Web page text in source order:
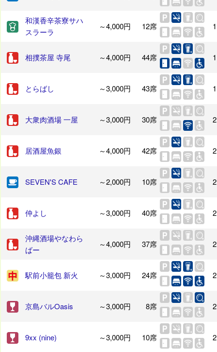
和漢香辛茶寮サハ
スラーラ
～4,000円 12席
相撲茶屋 寺尾 ～4,000円 44席
とらばし ～3,000円 43席
大衆肉酒場 一屋 ～3,000円 30席
居酒屋魚銀 ～4,000円 42席
SEVEN'S CAFE ～2,000円 10席
仲よし ～3,000円 40席
沖縄酒場やなわら
ばー
～4,000円 37席
駅前小籠包 新火 ～3,000円 24席
京島バルOasis ～3,000円 8席
9xx (nine) ～3,000円 10席